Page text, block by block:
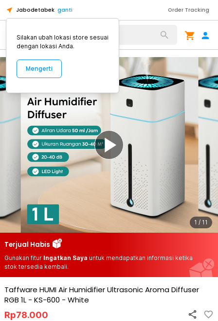
Jabodetabek ganti Order Tracking
Alat Kopi
1 / 11
Terjual Habis
Gunakan fitur Ingatkan Saya untuk mendapatkan informasi ketika
stok tersedia kembali.
Taffware HUMI Air Humidifier Ultrasonic Aroma Diffuser
RGB 1L - KS-600 - White
Rp78.000
Silakan ubah lokasi store sesuai
dengan lokasi Anda.
Mengerti